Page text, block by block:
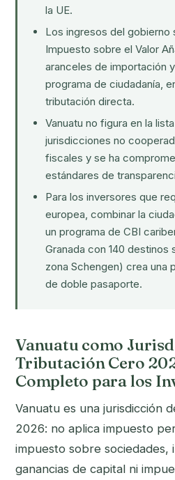
la UE.
Los ingresos del gobierno
Impuesto sobre el Valor
aranceles de importación
programa de ciudadanía,
tributación directa.
Vanuatu no figura en la
jurisdicciones no
fiscales y se ha
estándares de
Para los inversores que
europea, combinar la
un programa de CBI
Granada con 140 destinos
zona Schengen) crea una
de doble pasaporte.
Vanuatu como
Tributación Cero
Completo para los
Vanuatu es una jurisdicción
2026: no aplica impuesto
impuesto sobre sociedades,
ganancias de capital ni